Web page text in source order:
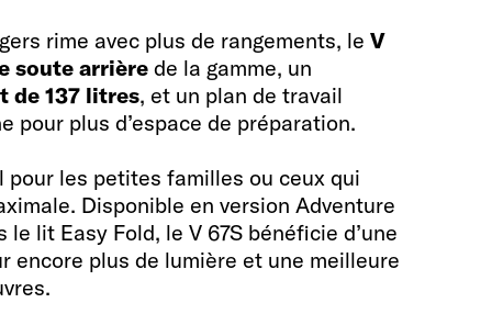
rime avec plus de rangements, le V
soute arrière de la gamme, un
de 137 litres, et un plan de travail
pour plus d’espace de préparation.
pour les petites familles ou ceux qui
Disponible en version Adventure
lit Easy Fold, le V 67S bénéficie d’une
encore plus de lumière et une meilleure